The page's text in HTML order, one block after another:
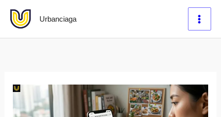
Lewati
konten
Urbanciaga